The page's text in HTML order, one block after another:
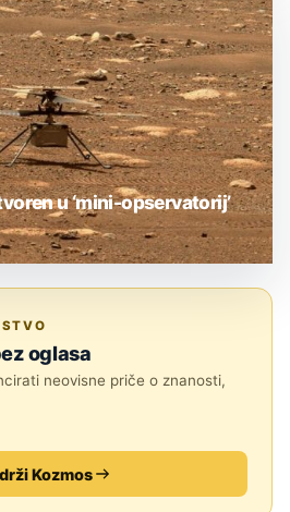
u ‘mini-opservatorij’
oglasa
neovisne priče o znanosti,
Kozmos